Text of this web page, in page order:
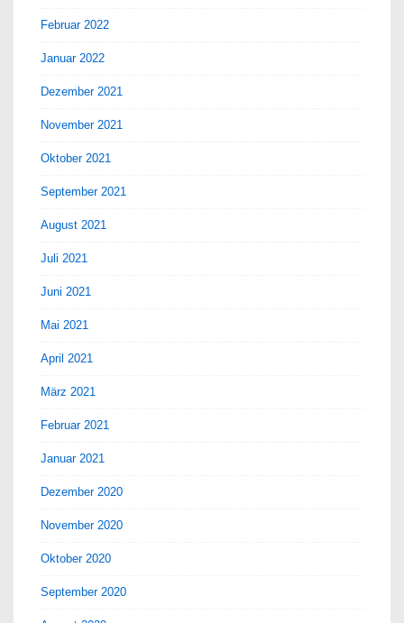
Februar 2022
Januar 2022
Dezember 2021
November 2021
Oktober 2021
September 2021
August 2021
Juli 2021
Juni 2021
Mai 2021
April 2021
März 2021
Februar 2021
Januar 2021
Dezember 2020
November 2020
Oktober 2020
September 2020